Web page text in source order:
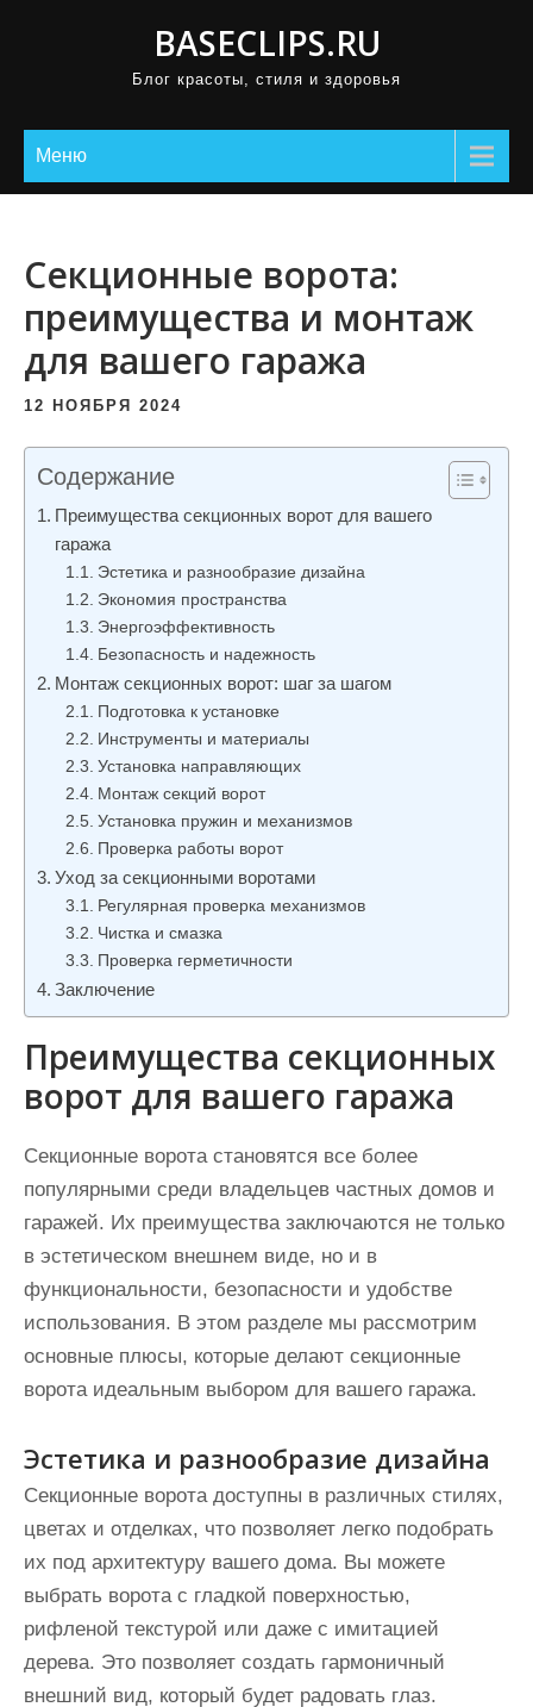
BASECLIPS.RU
Блог красоты, стиля и здоровья
Меню
Секционные ворота:
преимущества и монтаж
для вашего гаража
12 НОЯБРЯ 2024
Содержание
Преимущества секционных ворот для вашего
гаража
Эстетика и разнообразие дизайна
Экономия пространства
Энергоэффективность
Безопасность и надежность
Монтаж секционных ворот: шаг за шагом
Подготовка к установке
Инструменты и материалы
Установка направляющих
Монтаж секций ворот
Установка пружин и механизмов
Проверка работы ворот
Уход за секционными воротами
Регулярная проверка механизмов
Чистка и смазка
Проверка герметичности
Заключение
Преимущества секционных
ворот для вашего гаража
Секционные ворота становятся все более
популярными среди владельцев частных домов и
гаражей. Их преимущества заключаются не только
в эстетическом внешнем виде, но и в
функциональности, безопасности и удобстве
использования. В этом разделе мы рассмотрим
основные плюсы, которые делают секционные
ворота идеальным выбором для вашего гаража.
Эстетика и разнообразие дизайна
Секционные ворота доступны в различных стилях,
цветах и отделках, что позволяет легко подобрать
их под архитектуру вашего дома. Вы можете
выбрать ворота с гладкой поверхностью,
рифленой текстурой или даже с имитацией
дерева. Это позволяет создать гармоничный
внешний вид, который будет радовать глаз.